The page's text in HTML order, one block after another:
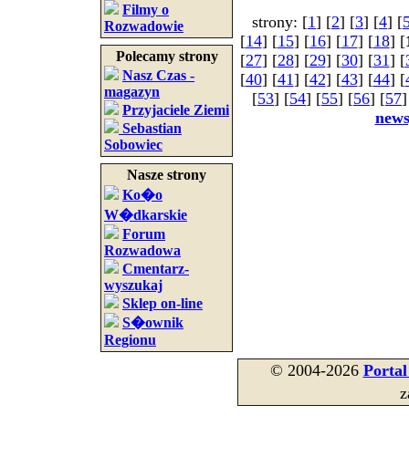
Filmy o
Rozwadowie
Polecamy strony
Nasz Czas -
magazyn
Przyjaciele Ziemi
Sebastian
Sobowiec
Nasze strony
Ko�o
W�dkarskie
Forum
Rozwadowa
Cmentarz-
wyszukaj
Sklep on-line
S�ownik
Regionu
strony: [1] [2] [3] [4] [
[14] [15] [16] [17] [18] [
[27] [28] [29] [30] [31] [
[40] [41] [42] [43] [44] [
[53] [54] [55] [56] [57
© 2004-2026